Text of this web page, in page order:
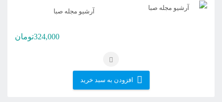
آرشیو مجله صبا
324,000تومان
افزودن به سبد خرید